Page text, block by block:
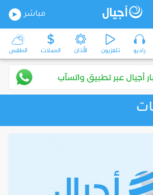
مباشر
راديو تلفزيون الأذان العملات الطقس